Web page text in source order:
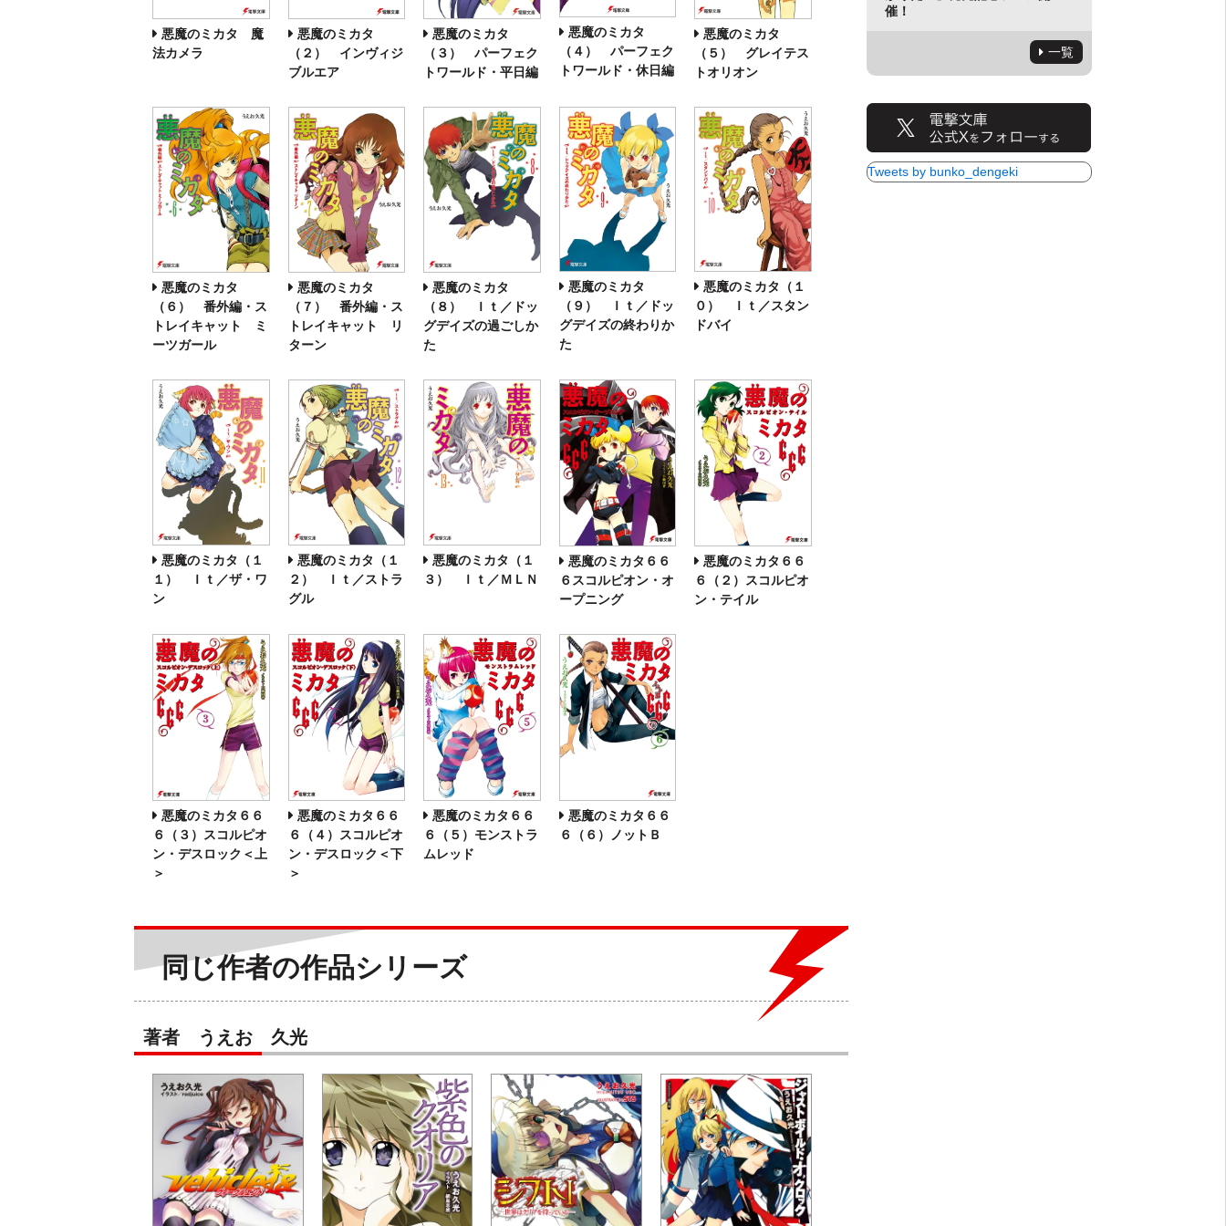
悪魔のミカタ 魔
法カメラ
悪魔のミカタ
（２） インヴィジ
ブルエア
悪魔のミカタ
（３） パーフェク
トワールド・平日編
悪魔のミカタ
（４） パーフェク
トワールド・休日編
悪魔のミカタ
（５） グレイテス
トオリオン
悪魔のミカタ
（６） 番外編・ス
トレイキャット ミ
ーツガール
悪魔のミカタ
（７） 番外編・ス
トレイキャット リ
ターン
悪魔のミカタ
（８） Ｉｔ／ドッ
グデイズの過ごしか
た
悪魔のミカタ
（９） Ｉｔ／ドッ
グデイズの終わりか
た
悪魔のミカタ（１
０） Ｉｔ／スタン
ドバイ
悪魔のミカタ（１
１） Ｉｔ／ザ・ワ
ン
悪魔のミカタ（１
２） Ｉｔ／ストラ
グル
悪魔のミカタ（１
３） Ｉｔ／ＭＬＮ
悪魔のミカタ６６
６スコルピオン・オ
ープニング
悪魔のミカタ６６
６（２）スコルピオ
ン・テイル
悪魔のミカタ６６
６（３）スコルピオ
ン・デスロック＜上
＞
悪魔のミカタ６６
６（４）スコルピオ
ン・デスロック＜下
＞
悪魔のミカタ６６
６（５）モンストラ
ムレッド
悪魔のミカタ６６
６（６）ノットＢ
同じ作者の作品シリーズ
著者 うえお 久光
催！
一覧
Tweets by bunko_dengeki